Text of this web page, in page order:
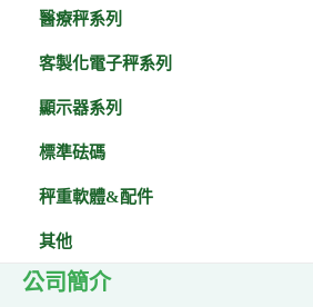
醫療秤系列
客製化電子秤系列
顯示器系列
標準砝碼
秤重軟體&配件
其他
公司簡介